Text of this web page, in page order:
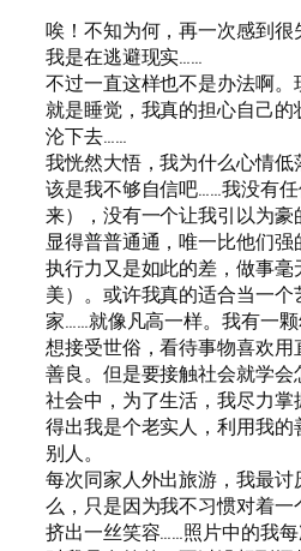
唉！不知为何，再一次感到很
我是在逃避现实……
不过一直这样也不是办法啊
就是睡觉，我真的担心自己
沦下去……
我恍然大悟，我为什么心情
该是我不够自信吧……我没有
来），没有一个让我引以为
显得普普通通，唯一比他们
执行力又是如此的差，做事
美）。或许我真的适合当一
家……就像凡高一样。我有一
想接受世俗，看待事物喜欢
善良。但是要接触社会就学
社会中，为了生活，我尽力
得出我是个老实人，利用我
别人。
每次同家人外出旅游，我最
么，只是因为我不习惯对着
挤出一丝笑容……照片中的我